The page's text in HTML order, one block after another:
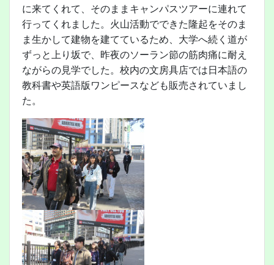
に来てくれて、そのままキャンパスツアーに連れて
行ってくれました。火山活動でできた隆起をそのま
ま生かして建物を建てているため、大学へ続く道が
ずっと上り坂で、昨夜のソーラン節の筋肉痛に耐え
ながらの見学でした。校内の文房具店では日本語の
教科書や英語版ワンピースなども販売されていまし
た。